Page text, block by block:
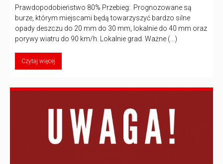
Prawdopodobieństwo 80% Przebieg: Prognozowane są
burze, którym miejscami będą towarzyszyć bardzo silne
opady deszczu do 20 mm do 30 mm, lokalnie do 40 mm oraz
porywy wiatru do 90 km/h. Lokalnie grad. Ważne (...)
Czytaj więcej